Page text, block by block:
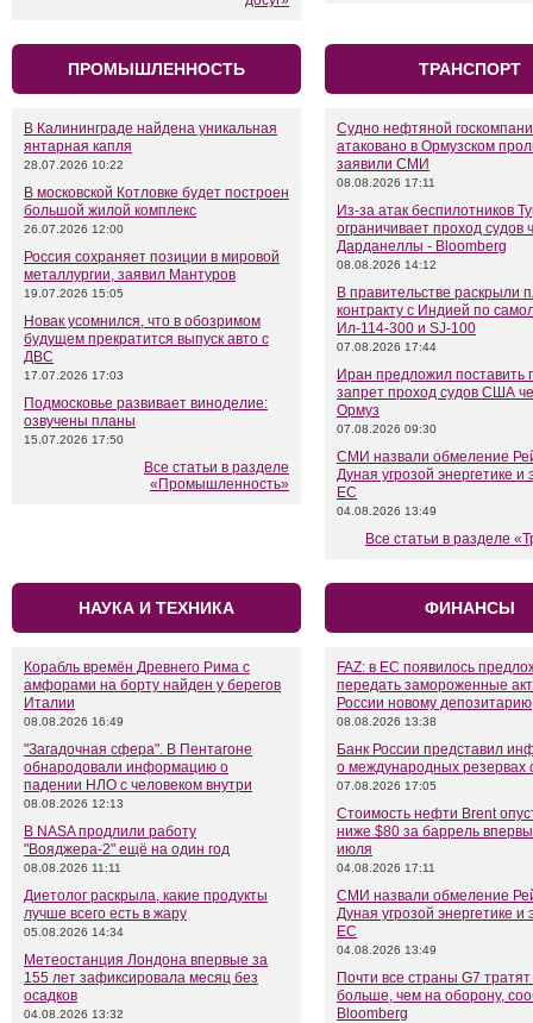
ПРОМЫШЛЕННОСТЬ
В Калининграде найдена уникальная
янтарная капля
28.07.2026 10:22
В московской Котловке будет построен
большой жилой комплекс
26.07.2026 12:00
Россия сохраняет позиции в мировой
металлургии, заявил Мантуров
19.07.2026 15:05
Новак усомнился, что в обозримом
будущем прекратится выпуск авто с
ДВС
17.07.2026 17:03
Подмосковье развивает виноделие:
озвучены планы
15.07.2026 17:50
Все статьи в разделе
«Промышленность»
ТРАНСПОРТ
Судно нефтяной
атаковано в Ормузском
заявили СМИ
08.08.2026 17:11
Из-за атак беспилотников
ограничивает проход судов
Дарданеллы - Bloomberg
08.08.2026 14:12
В правительстве раскрыли
контракту с Индией по
Ил-114-300 и SJ-100
07.08.2026 17:44
Иран предложил поставить
запрет проход судов США
Ормуз
07.08.2026 09:30
СМИ назвали обмеление
Дуная угрозой энергетике и
ЕС
04.08.2026 13:49
Все статьи в разделе
НАУКА И ТЕХНИКА
Корабль времён Древнего Рима с
амфорами на борту найден у берегов
Италии
08.08.2026 16:49
"Загадочная сфера". В Пентагоне
обнародовали информацию о
падении НЛО с человеком внутри
08.08.2026 12:13
В NASA продлили работу
"Вояджера-2" ещё на один год
08.08.2026 11:11
Диетолог раскрыла, какие продукты
лучше всего есть в жару
05.08.2026 14:34
Метеостанция Лондона впервые за
155 лет зафиксировала месяц без
осадков
04.08.2026 13:32
ФИНАНСЫ
FAZ: в ЕС появилось
передать замороженные
России новому депозитарию
08.08.2026 13:38
Банк России представил
о международных резервах
07.08.2026 17:05
Стоимость нефти Brent
ниже $80 за баррель
июля
04.08.2026 17:11
СМИ назвали обмеление
Дуная угрозой энергетике и
ЕС
04.08.2026 13:49
Почти все страны G7
больше, чем на оборону,
Bloomberg